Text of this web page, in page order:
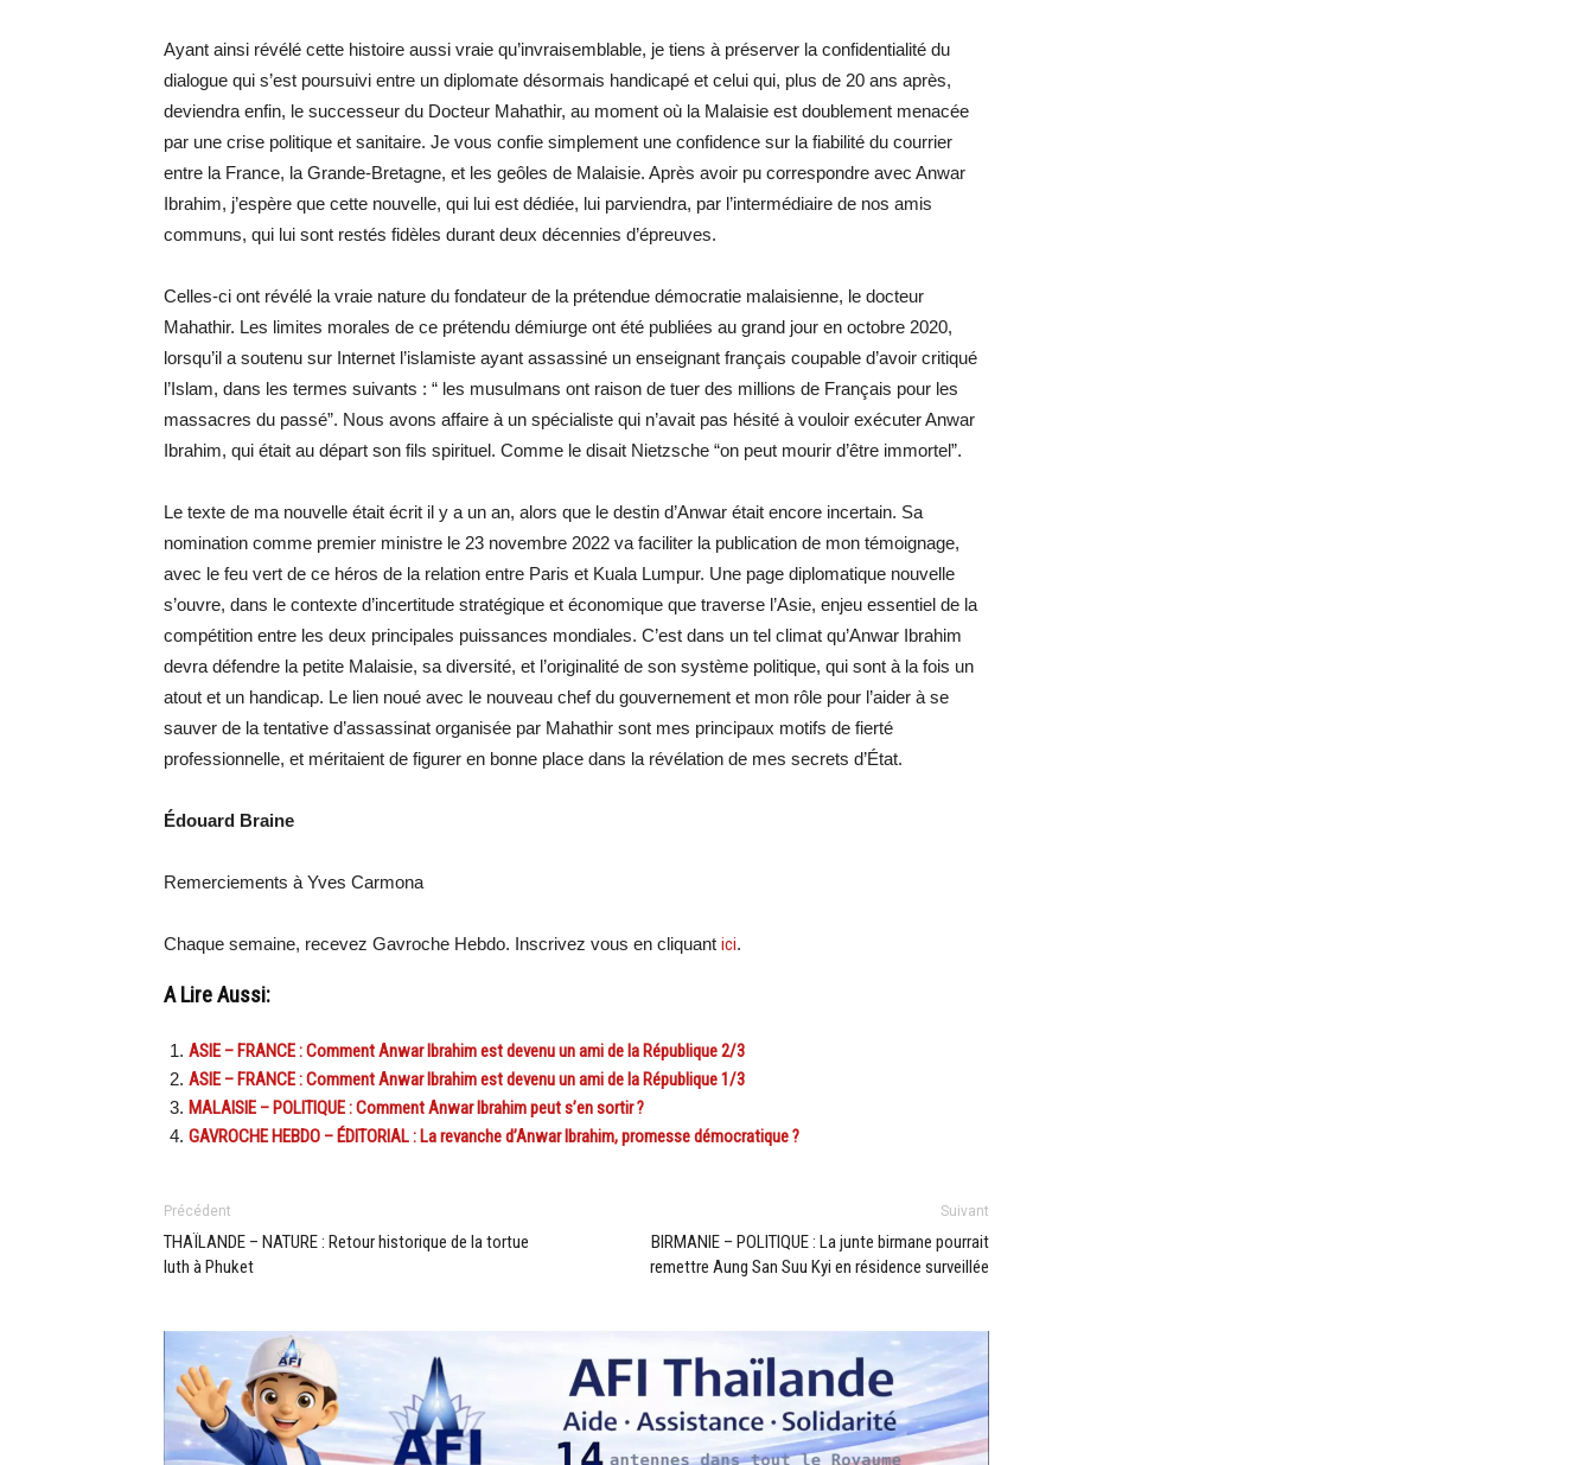
Ayant ainsi révélé cette histoire aussi vraie qu’invraisemblable, je tiens à préserver la confidentialité du
dialogue qui s’est poursuivi entre un diplomate désormais handicapé et celui qui, plus de 20 ans après,
deviendra enfin, le successeur du Docteur Mahathir, au moment où la Malaisie est doublement menacée
par une crise politique et sanitaire. Je vous confie simplement une confidence sur la fiabilité du courrier
entre la France, la Grande-Bretagne, et les geôles de Malaisie. Après avoir pu correspondre avec Anwar
Ibrahim, j’espère que cette nouvelle, qui lui est dédiée, lui parviendra, par l’intermédiaire de nos amis
communs, qui lui sont restés fidèles durant deux décennies d’épreuves.
Celles-ci ont révélé la vraie nature du fondateur de la prétendue démocratie malaisienne, le docteur
Mahathir. Les limites morales de ce prétendu démiurge ont été publiées au grand jour en octobre 2020,
lorsqu’il a soutenu sur Internet l’islamiste ayant assassiné un enseignant français coupable d’avoir critiqué
l’Islam, dans les termes suivants : “ les musulmans ont raison de tuer des millions de Français pour les
massacres du passé”. Nous avons affaire à un spécialiste qui n’avait pas hésité à vouloir exécuter Anwar
Ibrahim, qui était au départ son fils spirituel. Comme le disait Nietzsche “on peut mourir d’être immortel”.
Le texte de ma nouvelle était écrit il y a un an, alors que le destin d’Anwar était encore incertain. Sa
nomination comme premier ministre le 23 novembre 2022 va faciliter la publication de mon témoignage,
avec le feu vert de ce héros de la relation entre Paris et Kuala Lumpur. Une page diplomatique nouvelle
s’ouvre, dans le contexte d’incertitude stratégique et économique que traverse l’Asie, enjeu essentiel de la
compétition entre les deux principales puissances mondiales. C’est dans un tel climat qu’Anwar Ibrahim
devra défendre la petite Malaisie, sa diversité, et l’originalité de son système politique, qui sont à la fois un
atout et un handicap. Le lien noué avec le nouveau chef du gouvernement et mon rôle pour l’aider à se
sauver de la tentative d’assassinat organisée par Mahathir sont mes principaux motifs de fierté
professionnelle, et méritaient de figurer en bonne place dans la révélation de mes secrets d’État.
Édouard Braine
Remerciements à Yves Carmona
Chaque semaine, recevez Gavroche Hebdo. Inscrivez vous en cliquant ici.
A Lire Aussi:
ASIE – FRANCE : Comment Anwar Ibrahim est devenu un ami de la République 2/3
ASIE – FRANCE : Comment Anwar Ibrahim est devenu un ami de la République 1/3
MALAISIE – POLITIQUE : Comment Anwar Ibrahim peut s’en sortir ?
GAVROCHE HEBDO – ÉDITORIAL : La revanche d’Anwar Ibrahim, promesse démocratique ?
Précédent
THAÏLANDE – NATURE : Retour historique de la tortue
luth à Phuket
Suivant
BIRMANIE – POLITIQUE : La junte birmane pourrait
remettre Aung San Suu Kyi en résidence surveillée